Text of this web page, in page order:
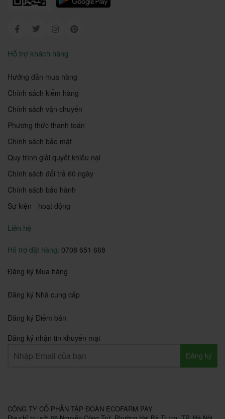
FacebookTwitter Instagram
Hỗ trợ khách hàng
Hướng dẫn mua hàng
Chính sách kiểm hàng
Chính sách vận chuyển
Phương thức thanh toán
Chính sách bảo mật
Quy trình giải quyết khiếu nại
Chính sách đổi trả 60 ngày
Chính sách bảo hành
Sự kiện - hoạt động
Liên hệ
Hỗ trợ đặt hàng: 0708 651 668
Đăng ký Mua hàng
Đăng ký Nhà cung cấp
Đăng ký Điểm bán
Đăng ký nhận tin khuyến mại
Đăng ký
CÔNG TY CỔ PHẦN TẬP ĐOÀN ECOFARM PAY